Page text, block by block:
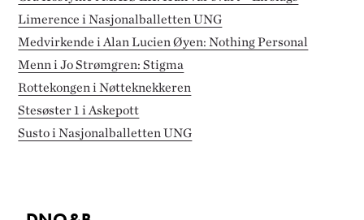
Limerence i Nasjonalballetten UNG
Medvirkende i Alan Lucien Øyen: Nothing Personal
Menn i Jo Strømgren: Stigma
Rottekongen i Nøtteknekkeren
Stesøster 1 i Askepott
Susto i Nasjonalballetten UNG